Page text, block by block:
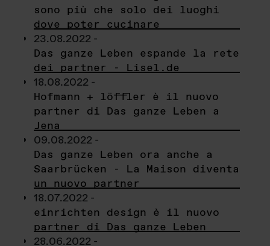
sono più che solo dei luoghi
dove poter cucinare
23.08.2022 -
Das ganze Leben espande la rete
dei partner - Lisel.de
18.08.2022 -
Hofmann + löffler è il nuovo
partner di Das ganze Leben a
Jena
09.08.2022 -
Das ganze Leben ora anche a
Saarbrücken - La Maison diventa
un nuovo partner
18.07.2022 -
einrichten design è il nuovo
partner di Das ganze Leben
28.06.2022 -